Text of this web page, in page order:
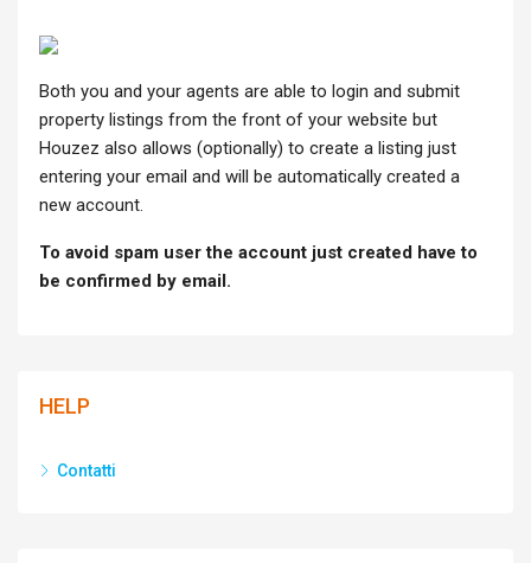
Both you and your agents are able to login and submit
property listings from the front of your website but
Houzez also allows (optionally) to create a listing just
entering your email and will be automatically created a
new account.
To avoid spam user the account just created have to
be confirmed by email.
HELP
Contatti